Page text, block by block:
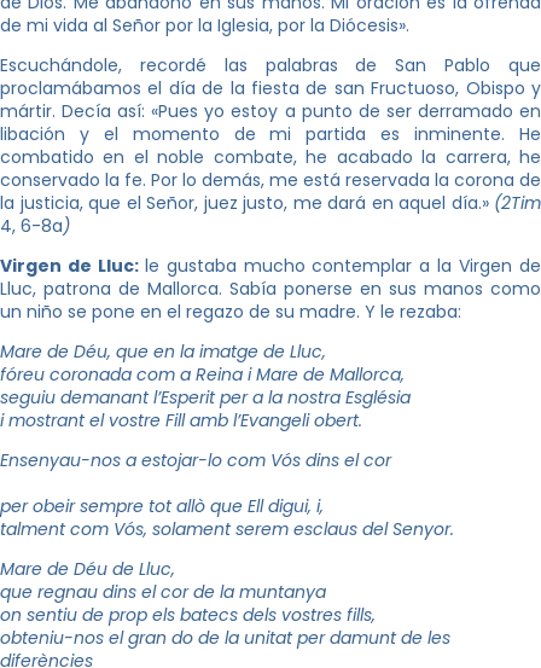
de mi vida al Señor por la Iglesia, por la Diócesis».
Escuchándole, recordé las palabras de San Pablo que
proclamábamos el día de la fiesta de san Fructuoso, Obispo y
mártir. Decía así: «Pues yo estoy a punto de ser derramado en
libación y el momento de mi partida es inminente. He
combatido en el noble combate, he acabado la carrera, he
conservado la fe. Por lo demás, me está reservada la corona de
la justicia, que el Señor, juez justo, me dará en aquel día.»(2Tim
4, 6-8a)
Virgen de Lluc: le gustaba mucho contemplar a la Virgen de
Lluc, patrona de Mallorca. Sabía ponerse en sus manos como
un niño se pone en el regazo de su madre. Y le rezaba:
Mare de Déu, que en la imatge de Lluc,
fóreu coronada com a Reina i Mare de Mallorca,
seguiu demanant l’Esperit per a la nostra Església
i mostrant el vostre Fill amb l’Evangeli obert.
Ensenyau-nos a estojar-lo com Vós dins el cor
per obeir sempre tot allò que Ell digui, i,
talment com Vós, solament serem esclaus del Senyor.
Mare de Déu de Lluc,
que regnau dins el cor de la muntanya
on sentiu de prop els batecs dels vostres fills,
obteniu-nos el gran do de la unitat per damunt de les
diferències